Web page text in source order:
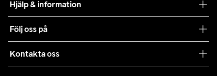
Teamwear
Hållbarhet
Samarbeten
Hjälp & information
Våra köpvillkor
Retur
Följ oss på
Kontakta oss